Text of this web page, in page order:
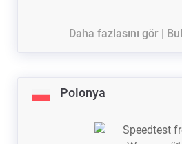
Daha fazlasını gör |
Polonya